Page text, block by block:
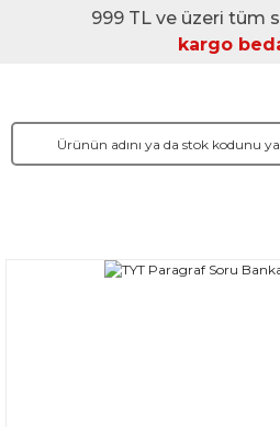
999 TL ve üzeri tüm
kargo